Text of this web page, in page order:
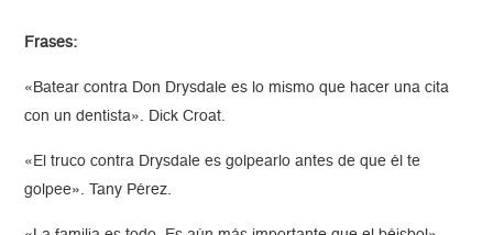
Frases:
«Batear contra Don Drysdale es lo mismo que hacer una cita
con un dentista». Dick Croat.
«El truco contra Drysdale es golpearlo antes de que él te
golpee». Tany Pérez.